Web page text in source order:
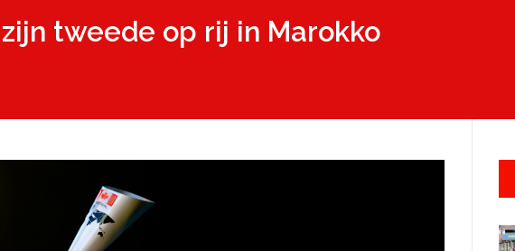
tweede op rij in Marokko